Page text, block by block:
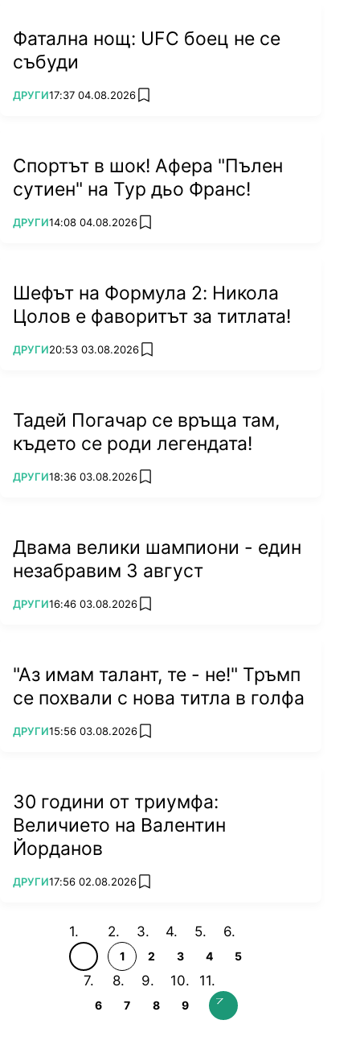
Фатална нощ: UFC боец не се
събуди
ПОВЕЧЕ ОТ
ДРУГИ17:37 04.08.2026 add favorites
Спортът в шок! Афера "Пълен
сутиен" на Тур дьо Франс!
ПОВЕЧЕ ОТ
ДРУГИ14:08 04.08.2026 add favorites
Шефът на Формула 2: Никола
Цолов е фаворитът за титлата!
ПОВЕЧЕ ОТ
ДРУГИ20:53 03.08.2026 add favorites
Тадей Погачар се връща там,
където се роди легендата!
ПОВЕЧЕ ОТ
ДРУГИ18:36 03.08.2026 add favorites
Двама велики шампиони - един
незабравим 3 август
ПОВЕЧЕ ОТ
ДРУГИ16:46 03.08.2026 add favorites
"Аз имам талант, те - не!" Тръмп
се похвали с нова титла в голфа
ПОВЕЧЕ ОТ
ДРУГИ15:56 03.08.2026 add favorites
30 години от триумфа:
Величието на Валентин
Йорданов
ПОВЕЧЕ ОТ
ДРУГИ17:56 02.08.2026 add favorites
1 2 3 4 5
6 7 8 9